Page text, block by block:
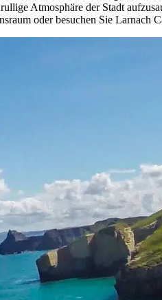
Atmosphäre der Stadt
oder besuchen Sie Larnach